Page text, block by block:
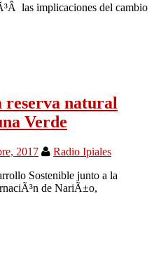
las implicaciones del cambio
reserva natural
Verde
2017
Radio Ipiales
Sostenible junto a la
de NariÃ±o,